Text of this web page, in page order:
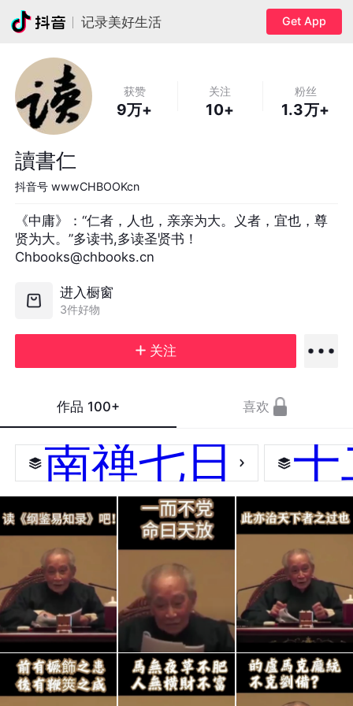
记录美好生活 Get App
获赞
9万+
关注
10+
粉丝
1.3万+
讀書仁
抖音号 wwwCHBOOKcn
《中庸》：“仁者，人也，亲亲为大。义者，宜也，尊
贤为大。”多读书,多读圣贤书！
Chbooks@chbooks.cn
进入橱窗
3件好物
关注
作品 100+ 喜欢
南禅七日 十
读
一而 此亦